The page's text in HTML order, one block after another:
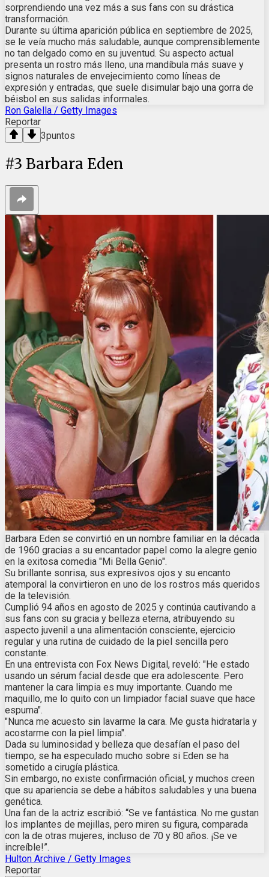
sorprendiendo una vez más a sus fans con su drástica
transformación.
Durante su última aparición pública en septiembre de 2025,
se le veía mucho más saludable, aunque comprensiblemente
no tan delgado como en su juventud. Su aspecto actual
presenta un rostro más lleno, una mandíbula más suave y
signos naturales de envejecimiento como líneas de
expresión y entradas, que suele disimular bajo una gorra de
béisbol en sus salidas informales.
Ron Galella / Getty Images
Reportar
3puntos
#3 Barbara Eden
Barbara Eden se convirtió en un nombre familiar en la década
de 1960 gracias a su encantador papel como la alegre genio
en la exitosa comedia "Mi Bella Genio".
Su brillante sonrisa, sus expresivos ojos y su encanto
atemporal la convirtieron en uno de los rostros más queridos
de la televisión.
Cumplió 94 años en agosto de 2025 y continúa cautivando a
sus fans con su gracia y belleza eterna, atribuyendo su
aspecto juvenil a una alimentación consciente, ejercicio
regular y una rutina de cuidado de la piel sencilla pero
constante.
En una entrevista con Fox News Digital, reveló: "He estado
usando un sérum facial desde que era adolescente. Pero
mantener la cara limpia es muy importante. Cuando me
maquillo, me lo quito con un limpiador facial suave que hace
espuma".
"Nunca me acuesto sin lavarme la cara. Me gusta hidratarla y
acostarme con la piel limpia".
Dada su luminosidad y belleza que desafían el paso del
tiempo, se ha especulado mucho sobre si Eden se ha
sometido a cirugía plástica.
Sin embargo, no existe confirmación oficial, y muchos creen
que su apariencia se debe a hábitos saludables y una buena
genética.
Una fan de la actriz escribió: “Se ve fantástica. No me gustan
los implantes de mejillas, pero miren su figura, comparada
con la de otras mujeres, incluso de 70 y 80 años. ¡Se ve
increíble!”.
Hulton Archive / Getty Images
Reportar